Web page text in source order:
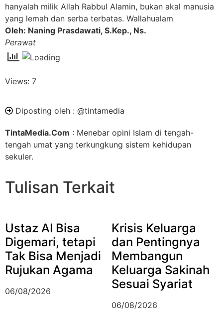
hanyalah milik Allah Rabbul Alamin, bukan akal manusia
yang lemah dan serba terbatas. Wallahualam
Oleh: Naning Prasdawati, S.Kep., Ns.
Perawat
Views: 7
Diposting oleh : @tintamedia
TintaMedia.Com : Menebar opini Islam di tengah-
tengah umat yang terkungkung sistem kehidupan
sekuler.
Tulisan Terkait
Ustaz AI Bisa
Digemari, tetapi
Tak Bisa Menjadi
Rujukan Agama
06/08/2026
Krisis Keluarga
dan Pentingnya
Membangun
Keluarga Sakinah
Sesuai Syariat
06/08/2026